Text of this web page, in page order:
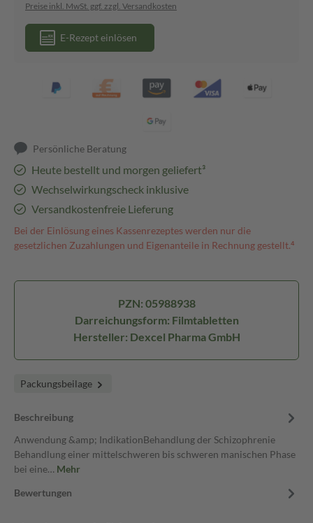
Preise inkl. MwSt. ggf. zzgl. Versandkosten
E-Rezept einlösen
Persönliche Beratung
Heute bestellt und morgen geliefert³
Wechselwirkungscheck inklusive
Versandkostenfreie Lieferung
Bei der Einlösung eines Kassenrezeptes werden nur die
gesetzlichen Zuzahlungen und Eigenanteile in Rechnung gestellt.⁴
PZN: 05988938
Darreichungsform: Filmtabletten
Hersteller: Dexcel Pharma GmbH
Packungsbeilage
Beschreibung
Anwendung &amp; IndikationBehandlung der Schizophrenie
Behandlung einer mittelschweren bis schweren manischen Phase
bei eine… Mehr
Bewertungen